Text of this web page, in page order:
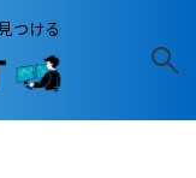
つける